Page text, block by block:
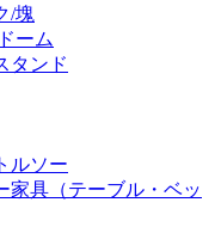
/塊
ーム
タンド
ルソー
家具（テーブル・ベッ